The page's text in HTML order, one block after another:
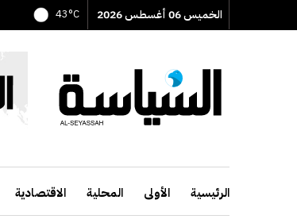
الخميس 06 أغسطس 2026 43°C
الرئيسية الأولى المحلية الاقتصادية